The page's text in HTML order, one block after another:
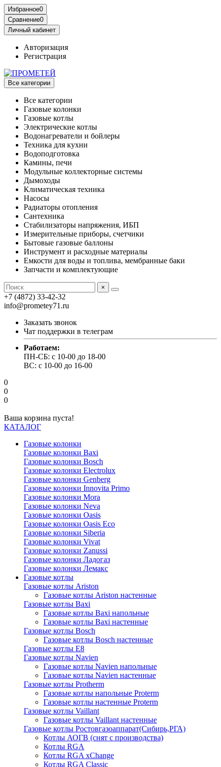
Избранное0
Сравнение0
Личный кабинет
Авторизация
Регистрация
Все категории
Все категории
Газовые колонки
Газовые котлы
Электрические котлы
Водонагреватели и бойлеры
Техника для кухни
Водоподготовка
Камины, печи
Модульные коллекторные системы
Дымоходы
Климатическая техника
Насосы
Радиаторы отопления
Сантехника
Стабилизаторы напряжения, ИБП
Измерительные приборы, счетчики
Бытовые газовые баллоны
Инструмент и расходные материалы
Емкости для воды и топлива, мембранные баки
Запчасти и комплектующие
×
+7 (4872) 33-42-32
info@prometey71.ru
Заказать звонок
Чат поддержки в телеграм
Работаем:
ПН-СБ: с 10-00 до 18-00
ВС: с 10-00 до 16-00
0
0
0
Ваша корзина пуста!
КАТАЛОГ
Газовые колонки
Газовые колонки Baxi
Газовые колонки Bosch
Газовые колонки Electrolux
Газовые колонки Genberg
Газовые колонки Innovita Primo
Газовые колонки Mora
Газовые колонки Neva
Газовые колонки Oasis
Газовые колонки Oasis Eco
Газовые колонки Siberia
Газовые колонки Vivat
Газовые колонки Zanussi
Газовые колонки Ладогаз
Газовые колонки Лемакс
Газовые котлы
Газовые котлы Ariston
Газовые котлы Ariston настенные
Газовые котлы Baxi
Газовые котлы Baxi напольные
Газовые котлы Baxi настенные
Газовые котлы Bosch
Газовые котлы Bosch настенные
Газовые котлы E8
Газовые котлы Navien
Газовые котлы Navien напольные
Газовые котлы Navien настенные
Газовые котлы Protherm
Газовые котлы напольные Proterm
Газовые котлы настенные Proterm
Газовые котлы Vaillant
Газовые котлы Vaillant настенные
Газовые котлы Ростовгазоаппарат(Сибирь,РГА)
Котлы АОГВ (снят с производства)
Котлы RGA
Котлы RGA xChange
Котлы RGA Classic